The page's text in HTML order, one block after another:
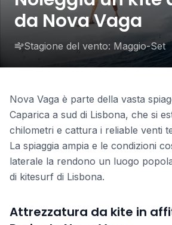
da Nova Vaga
Stagione del vento: Maggio-Set
Nova Vaga è parte della vasta
Caparica a sud di Lisbona, che si
chilometri e cattura i reliable venti
La spiaggia ampia e le condizioni
laterale la rendono un luogo
di kitesurf di Lisbona.
Attrezzatura da kite in